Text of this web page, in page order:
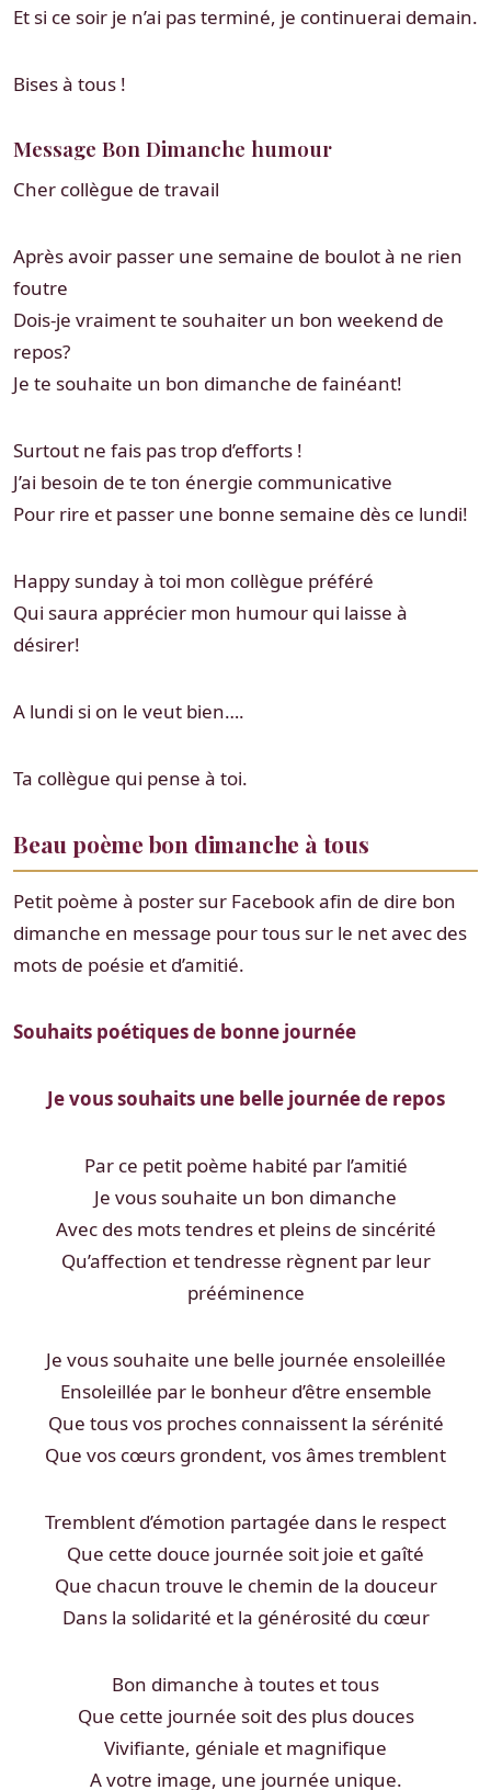
Et si ce soir je n’ai pas terminé, je continuerai demain.
Bises à tous !
Message Bon Dimanche humour
Cher collègue de travail
Après avoir passer une semaine de boulot à ne rien
foutre
Dois-je vraiment te souhaiter un bon weekend de
repos?
Je te souhaite un bon dimanche de fainéant!
Surtout ne fais pas trop d’efforts !
J’ai besoin de te ton énergie communicative
Pour rire et passer une bonne semaine dès ce lundi!
Happy sunday à toi mon collègue préféré
Qui saura apprécier mon humour qui laisse à
désirer!
A lundi si on le veut bien….
Ta collègue qui pense à toi.
Beau poème bon dimanche à tous
Petit poème à poster sur Facebook afin de dire bon
dimanche en message pour tous sur le net avec des
mots de poésie et d’amitié.
Souhaits poétiques de bonne journée
Je vous souhaits une belle journée de repos
Par ce petit poème habité par l’amitié
Je vous souhaite un bon dimanche
Avec des mots tendres et pleins de sincérité
Qu’affection et tendresse règnent par leur
prééminence
Je vous souhaite une belle journée ensoleillée
Ensoleillée par le bonheur d’être ensemble
Que tous vos proches connaissent la sérénité
Que vos cœurs grondent, vos âmes tremblent
Tremblent d’émotion partagée dans le respect
Que cette douce journée soit joie et gaîté
Que chacun trouve le chemin de la douceur
Dans la solidarité et la générosité du cœur
Bon dimanche à toutes et tous
Que cette journée soit des plus douces
Vivifiante, géniale et magnifique
A votre image, une journée unique.